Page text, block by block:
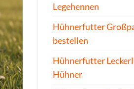
Legehennen
Hühnerfutter
bestellen
Hühnerfutter
Hühner